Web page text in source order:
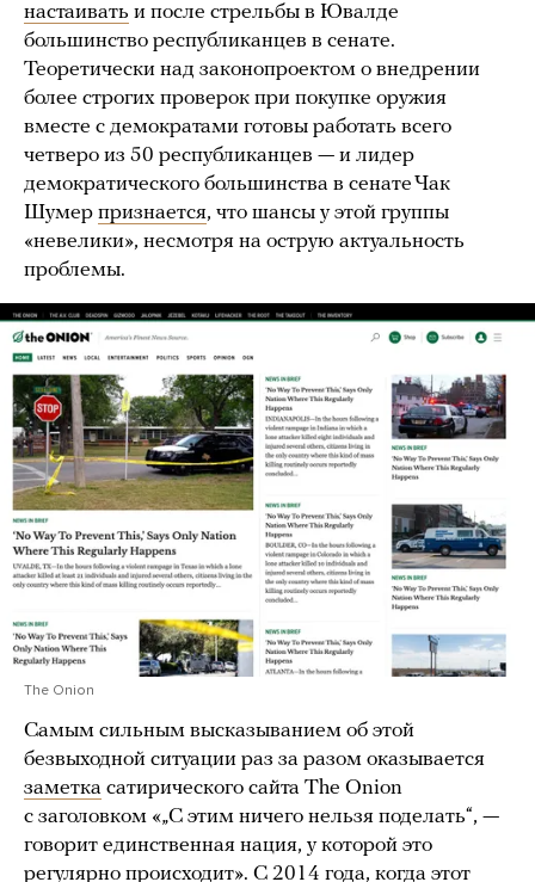
настаивать и после стрельбы в Ювалде
большинство республиканцев в сенате.
Теоретически над законопроектом о внедрении
более строгих проверок при покупке оружия
вместе с демократами готовы работать всего
четверо из 50 республиканцев — и лидер
демократического большинства в сенате Чак
Шумер признается, что шансы у этой группы
«невелики», несмотря на острую актуальность
проблемы.
The Onion
Самым сильным высказыванием об этой
безвыходной ситуации раз за разом оказывается
заметка сатирического сайта The Onion
с заголовком «„С этим ничего нельзя поделать“, —
говорит единственная нация, у которой это
регулярно происходит». С 2014 года, когда этот